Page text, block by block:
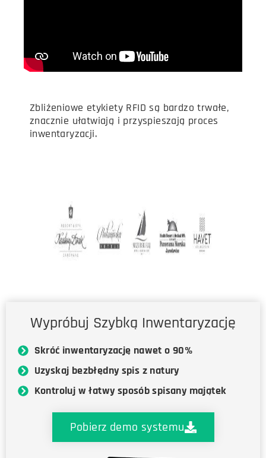
Zbliżeniowe etykiety RFID są bardzo trwałe,
znacznie ułatwiają i przyspieszają proces
inwentaryzacji.
Wypróbuj Szybką Inwentaryzację
Skróć inwentaryzację nawet o 90%
Uzyskaj bezbłędny spis z natury
Kontroluj w łatwy sposób spisany majątek
Pobierz demo systemu